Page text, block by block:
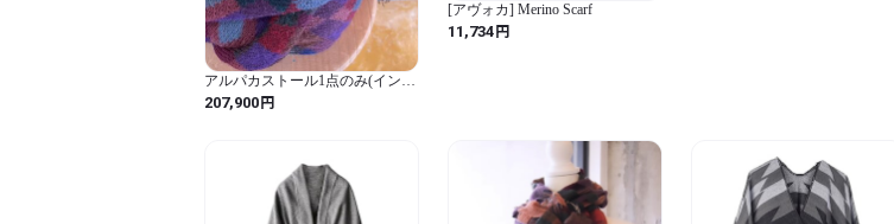
アルパカストール1点のみ(インタ
ーシャ織）
207,900円
[アヴォカ] Merino Scarf
11,734円